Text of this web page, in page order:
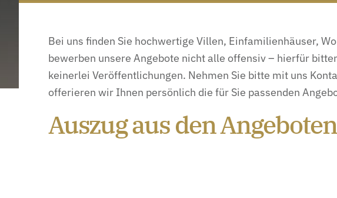
Bei uns finden Sie hochwertige Villen, Einfamilienhäuser,
bewerben unsere Angebote nicht alle offensiv – hierfür
keinerlei Veröffentlichungen. Nehmen Sie bitte mit uns
offerieren wir Ihnen persönlich die für Sie passenden
Auszug aus den Angeboten